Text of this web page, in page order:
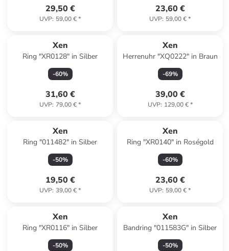
29,50 €
UVP: 59,00 €*
23,60 €
UVP: 59,00 €*
Xen
Ring "XR0128" in Silber
-60%
31,60 €
UVP: 79,00 €*
Xen
Herrenuhr "XQ0222" in Braun
-69%
39,00 €
UVP: 129,00 €*
Xen
Ring "011482" in Silber
-50%
19,50 €
UVP: 39,00 €*
Xen
Ring "XR0140" in Roségold
-60%
23,60 €
UVP: 59,00 €*
Xen
Ring "XR0116" in Silber
-50%
Xen
Bandring "011583G" in Silber
-50%